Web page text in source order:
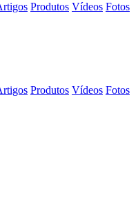
Produtos Vídeos Fotos
Produtos Vídeos Fotos